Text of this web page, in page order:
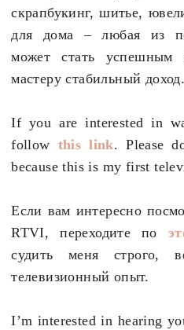
скрапбукинг, шитье,
для дома – любая из
может стать успешным
мастеру стабильный доход.
If you are interested in
follow this link. Please
because this is my first
Если вам интересно
RTVI, переходите по
судить меня строго,
телевизионный опыт.
I’m interested in hearing